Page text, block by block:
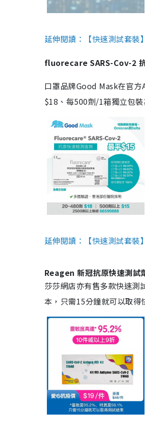
延伸閱讀：【快速測試套
fluorecare SARS-Cov-2
口罩品牌Good Mask在官
$18、每500劑/1箱獨立包
延伸閱讀：【快速測試套
Reagen 新冠抗原快速測試
莎莎網店亦有售多款快速
本，只需15分鐘就可以取得